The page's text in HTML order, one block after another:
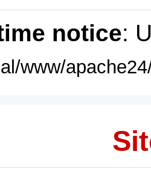
notice:
www/